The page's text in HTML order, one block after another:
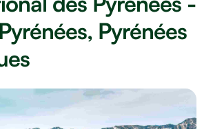
Pyrénées